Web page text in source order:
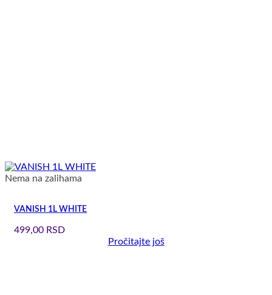
Nema na zalihama
VANISH 1L WHITE
499,00 RSD
Pročitajte još